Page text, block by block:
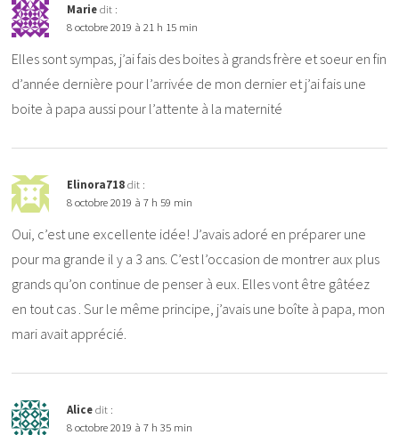
Marie dit :
8 octobre 2019 à 21 h 15 min
Elles sont sympas, j’ai fais des boites à grands frère et soeur en fin
d’année dernière pour l’arrivée de mon dernier et j’ai fais une
boite à papa aussi pour l’attente à la maternité
Elinora718 dit :
8 octobre 2019 à 7 h 59 min
Oui, c’est une excellente idée! J’avais adoré en préparer une
pour ma grande il y a 3 ans. C’est l’occasion de montrer aux plus
grands qu’on continue de penser à eux. Elles vont être gâtéez
en tout cas . Sur le même principe, j’avais une boîte à papa, mon
mari avait apprécié.
Alice dit :
8 octobre 2019 à 7 h 35 min